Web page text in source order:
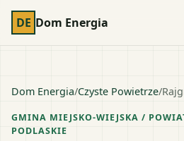
DE Dom Energia
Dom Energia/Czyste Powietrze/
GMINA MIEJSKO-WIEJSKA /
PODLASKIE